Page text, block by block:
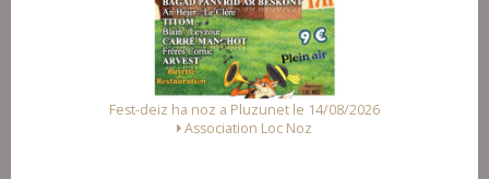
Pluzunet le 14/08/2026
Fest Noz a Arzal le 15/08/
Alliance des Associations